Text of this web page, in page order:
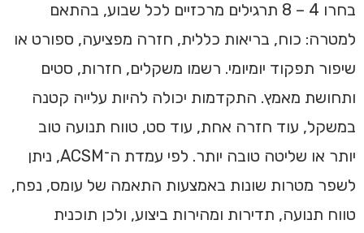
בחרו 4 – 8 תרגילים מרכזיים לכל שבוע, בהתאם
למטרה: כוח, בריאות כללית, חזרה מפציעה, ספורט או
שיפור תפקוד יומיומי. רשמו משקלים, חזרות, סטים
ותחושת מאמץ. התקדמות יכולה להיות עלייה קטנה
במשקל, עוד חזרה אחת, עוד סט, טווח תנועה טוב
יותר או שליטה טובה יותר. לפי עמדת ה־ACSM, ניתן
לשפר מטרות שונות באמצעות התאמה של עומס, נפח,
טווח תנועה, תדירות ומהירות ביצוע, ולכן תוכנית